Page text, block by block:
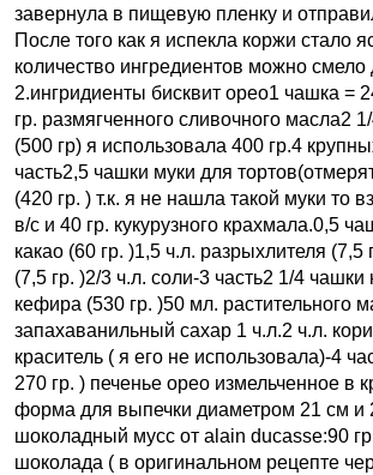
завернула в пищевую пленку и
После того как я испекла коржи стало
количество ингредиентов можно смело
2.ингридиенты бисквит орео1 чашка =
гр. размягченного сливочного масла2
(500 гр) я использовала 400 гр.4
часть2,5 чашки муки для
(420 гр. ) т.к. я не нашла такой муки то
в/с и 40 гр. кукурузного крахмала.0,5
какао (60 гр. )1,5 ч.л. разрыхлителя (7,5
(7,5 гр. )2/3 ч.л. соли-3 часть2 1/4
кефира (530 гр. )50 мл. растительного
запахаванильный сахар 1 ч.л.2 ч.л.
краситель ( я его не использовала)-4
270 гр. ) печенье орео измельченное в
форма для выпечки диаметром 21 см и
шоколадный мусс от alain ducasse:90
шоколада ( в оригинальном рецепте